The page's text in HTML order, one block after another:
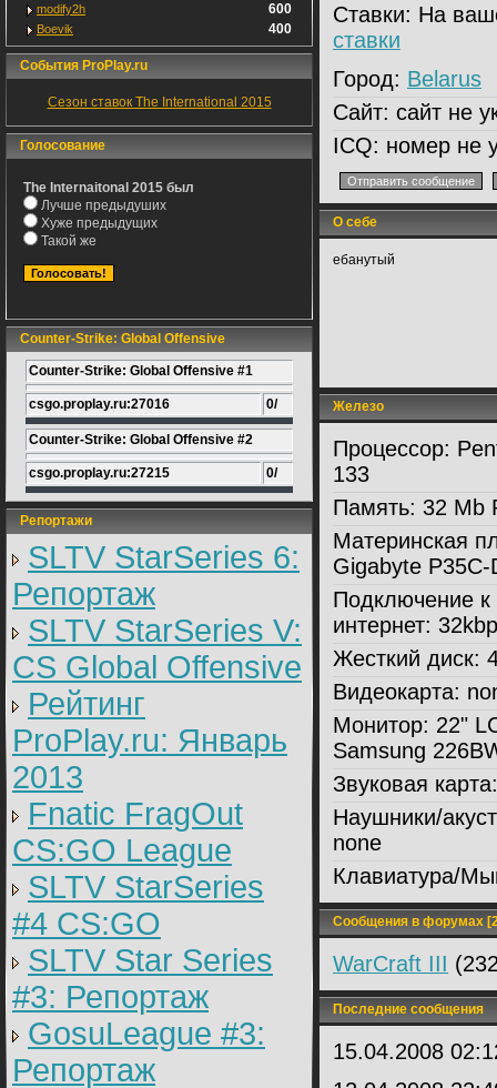
modify2h 600
Boevik 400
События ProPlay.ru
Сезон ставок The International 2015
Голосование
The Internaitonal 2015 был
Лучше предыдуших
Хуже предыдущих
Такой же
Counter-Strike: Global Offensive
Counter-Strike: Global Offensive #1
csgo.proplay.ru:27016 0/
Counter-Strike: Global Offensive #2
csgo.proplay.ru:27215 0/
Репортажи
SLTV StarSeries 6:
Репортаж
SLTV StarSeries V:
CS Global Offensive
Рейтинг
ProPlay.ru: Январь
2013
Fnatic FragOut
CS:GO League
SLTV StarSeries
#4 CS:GO
SLTV Star Series
#3: Репортаж
GosuLeague #3:
Репортаж
Ставки: На
ставки
Город: Belarus
Сайт: сайт не
ICQ: номер не
О себе
ебанутый
Железо
Процессор:
133
Память: 32 Mb
Материнская
Gigabyte P35C-
Подключение к
интернет:
Жесткий диск:
Видеокарта:
Монитор: 22"
Samsung
Звуковая карта:
Наушники/
none
Клавиатура/
Сообщения в форумах
WarCraft III
Последние сообщения
15.04.2008